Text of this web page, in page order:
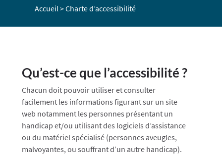
Accueil >Charte d’accessibilité
Qu’est-ce que l’accessibilité ?
Chacun doit pouvoir utiliser et consulter
facilement les informations figurant sur un site
web notamment les personnes présentant un
handicap et/ou utilisant des logiciels d’assistance
ou du matériel spécialisé (personnes aveugles,
malvoyantes, ou souffrant d’un autre handicap).